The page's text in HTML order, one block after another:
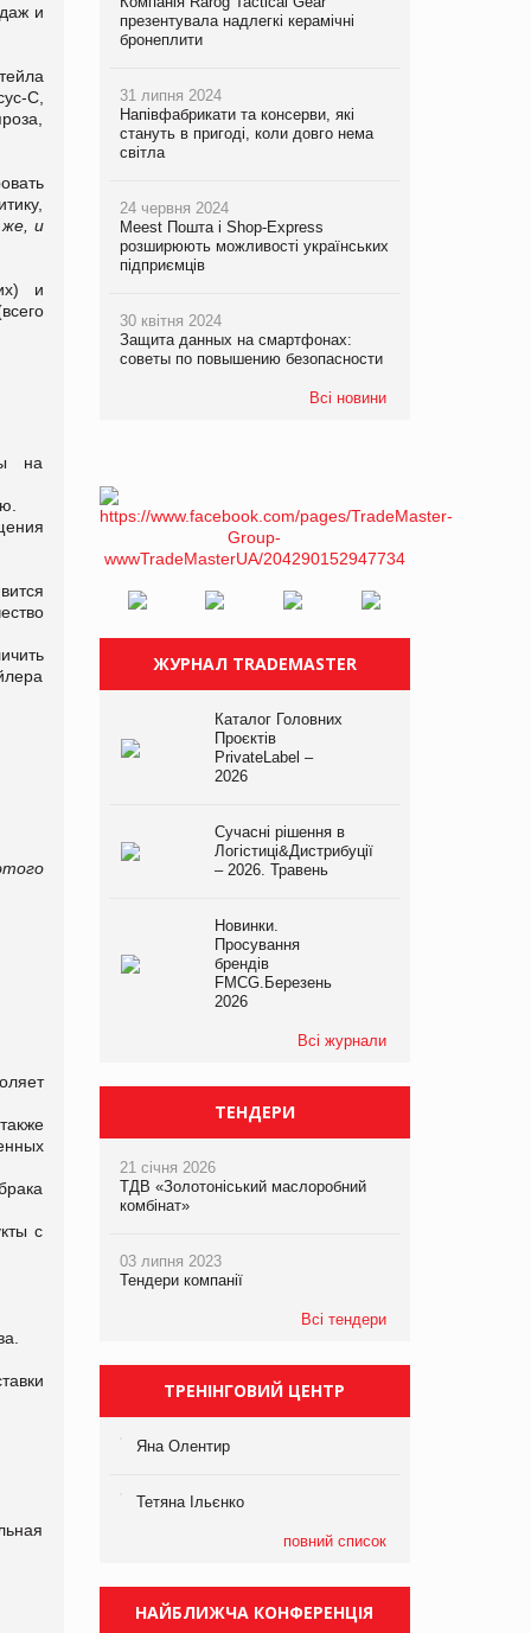
и
С,
и
и
на
с
презентувала надлегкі керамічні
бронеплити
31 липня 2024
Напівфабрикати та консерви, які
стануть в пригоді, коли довго нема
світла
24 червня 2024
Meest Пошта і Shop-Express
розширюють можливості українських
підприємців
30 квітня 2024
Защита данных на смартфонах:
советы по повышению безопасности
Всі новини
ЖУРНАЛ TRADEMASTER
Каталог Головних
Проєктів
PrivateLabel –
2026
Сучасні рішення в
Логістиці&Дистрибуції
– 2026. Травень
Новинки.
Просування
брендів
FMCG.Березень
2026
Всі журнали
ТЕНДЕРИ
21 січня 2026
ТДВ «Золотоніський маслоробний
комбінат»
03 липня 2023
Тендери компанії
Всі тендери
ТРЕНІНГОВИЙ ЦЕНТР
Яна Олентир
Тетяна Ільєнко
повний список
НАЙБЛИЖЧА КОНФЕРЕНЦІЯ